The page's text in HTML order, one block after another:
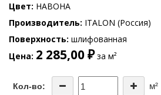
Цвет НАВОНА
Производитель ITALON (Россия)
Поверхность шлифованная
Цена 2 285,00 ₽за м²
Кол-во: м²